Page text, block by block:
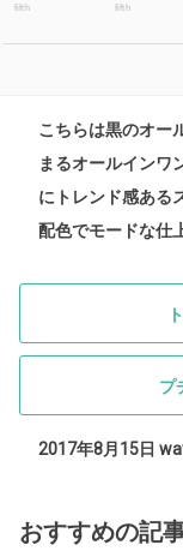
こちらは黒のオー
まるオールインワ
にトレンド感ある
配色でモードな仕
プ
2017年8月15日
おすすめの記